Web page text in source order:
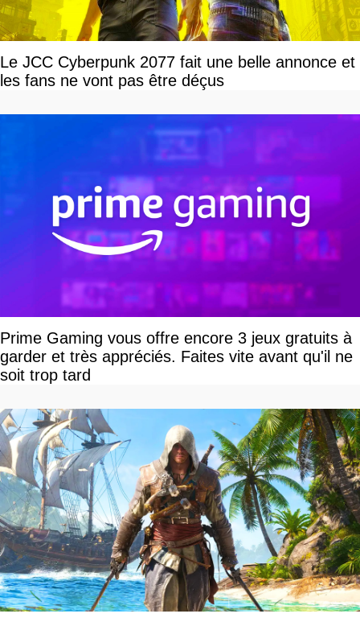
Le JCC Cyberpunk 2077 fait une belle annonce et
les fans ne vont pas être déçus
Prime Gaming vous offre encore 3 jeux gratuits à
garder et très appréciés. Faites vite avant qu'il ne
soit trop tard